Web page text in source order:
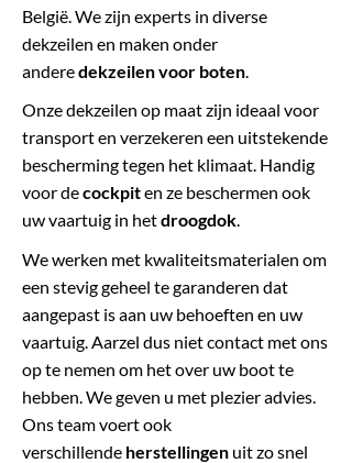
België. We zijn experts in diverse
dekzeilen en maken onder
anderedekzeilen voor boten.
Onze dekzeilen op maat zijn ideaal voor
transport en verzekeren een uitstekende
bescherming tegen het klimaat. Handig
voor decockpiten ze beschermen ook
uw vaartuig in hetdroogdok.
We werken met kwaliteitsmaterialen om
een stevig geheel te garanderen dat
aangepast is aan uw behoeften en uw
vaartuig. Aarzel dus niet contact met ons
op te nemen om het over uw boot te
hebben. We geven u met plezier advies.
Ons team voert ook
verschillende herstellingen uit zo snel